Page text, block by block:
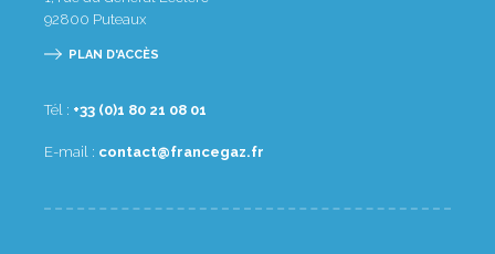
92800 Puteaux
PLAN D'ACCÈS
Tél : 10 80 12 08 1(0) 33+
E-mail : rf.zagecnarf@tcatnoc